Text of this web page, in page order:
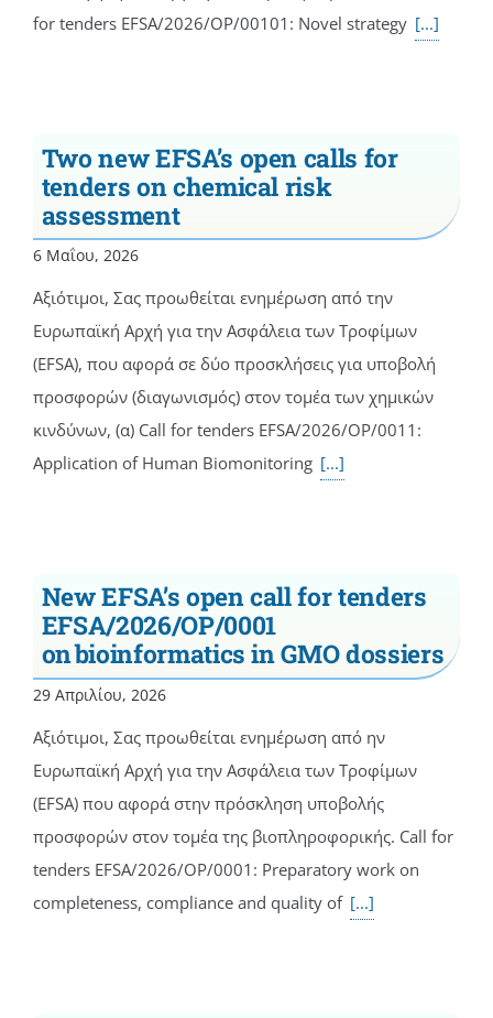
for tenders EFSA/2026/OP/00101: Novel strategy [...]
Two new EFSA’s open calls for
tenders on chemical risk
assessment
6 Μαΐου, 2026
Αξιότιμοι, Σας προωθείται ενημέρωση από την
Ευρωπαϊκή Αρχή για την Ασφάλεια των Τροφίμων
(EFSA), που αφορά σε δύο προσκλήσεις για υποβολή
προσφορών (διαγωνισμός) στον τομέα των χημικών
κινδύνων, (α) Call for tenders EFSA/2026/OP/0011:
Application of Human Biomonitoring [...]
New EFSA’s open call for tenders
EFSA/2026/OP/0001
on bioinformatics in GMO dossiers
29 Απριλίου, 2026
Αξιότιμοι, Σας προωθείται ενημέρωση από ην
Ευρωπαϊκή Αρχή για την Ασφάλεια των Τροφίμων
(EFSA) που αφορά στην πρόσκληση υποβολής
προσφορών στον τομέα της βιοπληροφορικής. Call for
tenders EFSA/2026/OP/0001: Preparatory work on
completeness, compliance and quality of [...]